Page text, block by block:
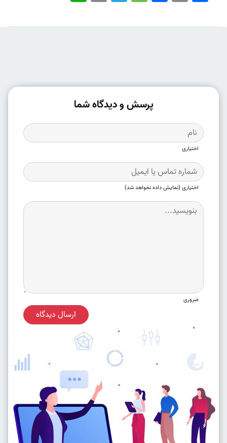
پرسش و دیدگاه شما
اختیاری
اختیاری (نمایش داده نخواهد شد)
ضروری
ارسال دیدگاه